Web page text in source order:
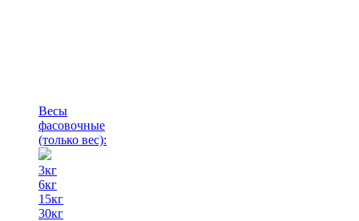
Весы
фасовочные
(только вес):
3кг
6кг
15кг
30кг